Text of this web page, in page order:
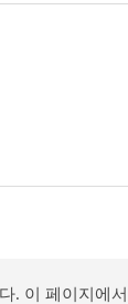
. 이 페이지에